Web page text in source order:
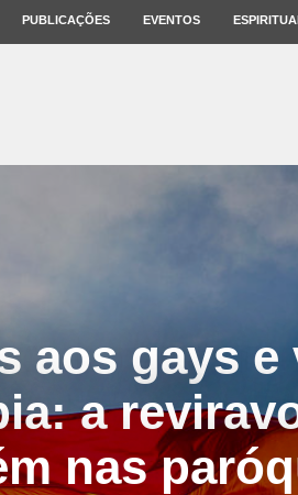
PUBLICAÇÕES EVENTOS
aos gays
a
nas